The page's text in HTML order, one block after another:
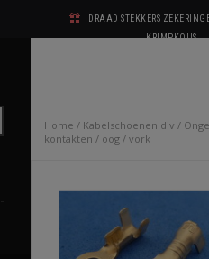
DRAAD STEKKERS
KRIMPKOUS
Home / Kabelschoenen div /
kontakten / oog / vork